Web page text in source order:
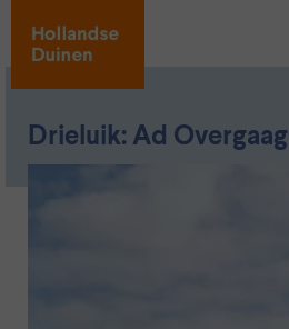
Drieluik: Ad Overgaag